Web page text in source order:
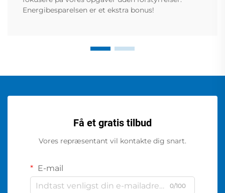
Energibesparelsen er et ekstra bonus!
Få et gratis tilbud
Vores repræsentant vil kontakte dig snart.
E-mail
0/100